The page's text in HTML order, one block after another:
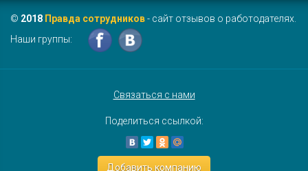
© 2018 Правда сотрудников- сайт отзывов о работодателях.
Наши группы:
Связаться с нами
Поделиться ссылкой:
Добавить компанию